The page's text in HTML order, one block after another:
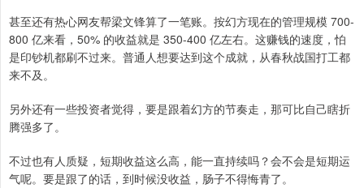
甚至还有热心网友帮梁文锋算了一笔账。按幻方现在的管理规模 700-
800 亿来看，50% 的收益就是 350-400 亿左右。这赚钱的速度，怕
是印钞机都刷不过来。普通人想要达到这个成就，从春秋战国打工都
来不及。
另外还有一些投资者觉得，要是跟着幻方的节奏走，那可比自己瞎折
腾强多了。
不过也有人质疑，短期收益这么高，能一直持续吗？会不会是短期运
气呢。要是跟了的话，到时候没收益，肠子不得悔青了。